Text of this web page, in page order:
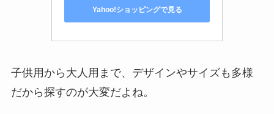
Yahoo!ショッピングで見る
子供用から大人用まで、デザインやサイズも多様
だから探すのが大変だよね。